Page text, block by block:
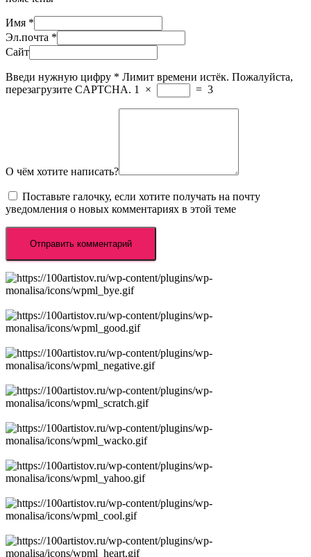
Имя *
Эл.почта *
Сайт
Введи нужную цифру * Лимит времени истёк. Пожалуйста,
перезагрузите CAPTCHA. 1 × = 3
О чём хотите написать?
Поставьте галочку, если хотите получать на почту
уведомления о новых комментариях в этой теме